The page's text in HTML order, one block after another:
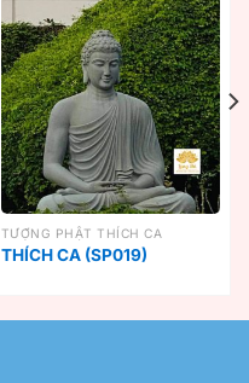
TƯỢNG PHẬT THÍCH CA
THÍCH CA (SP019)